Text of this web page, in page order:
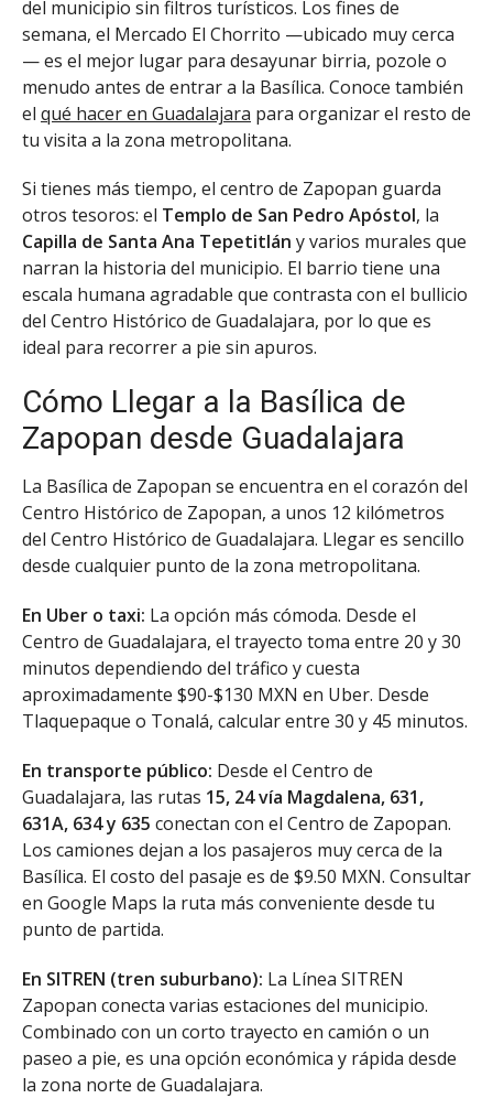
del municipio sin filtros turísticos. Los fines de
semana, el Mercado El Chorrito —ubicado muy cerca
— es el mejor lugar para desayunar birria, pozole o
menudo antes de entrar a la Basílica. Conoce también
el qué hacer en Guadalajara para organizar el resto de
tu visita a la zona metropolitana.
Si tienes más tiempo, el centro de Zapopan guarda
otros tesoros: el Templo de San Pedro Apóstol, la
Capilla de Santa Ana Tepetitlán y varios murales que
narran la historia del municipio. El barrio tiene una
escala humana agradable que contrasta con el bullicio
del Centro Histórico de Guadalajara, por lo que es
ideal para recorrer a pie sin apuros.
Cómo Llegar a la Basílica de
Zapopan desde Guadalajara
La Basílica de Zapopan se encuentra en el corazón del
Centro Histórico de Zapopan, a unos 12 kilómetros
del Centro Histórico de Guadalajara. Llegar es sencillo
desde cualquier punto de la zona metropolitana.
En Uber o taxi: La opción más cómoda. Desde el
Centro de Guadalajara, el trayecto toma entre 20 y 30
minutos dependiendo del tráfico y cuesta
aproximadamente $90-$130 MXN en Uber. Desde
Tlaquepaque o Tonalá, calcular entre 30 y 45 minutos.
En transporte público: Desde el Centro de
Guadalajara, las rutas 15, 24 vía Magdalena, 631,
631A, 634 y 635 conectan con el Centro de Zapopan.
Los camiones dejan a los pasajeros muy cerca de la
Basílica. El costo del pasaje es de $9.50 MXN. Consultar
en Google Maps la ruta más conveniente desde tu
punto de partida.
En SITREN (tren suburbano): La Línea SITREN
Zapopan conecta varias estaciones del municipio.
Combinado con un corto trayecto en camión o un
paseo a pie, es una opción económica y rápida desde
la zona norte de Guadalajara.